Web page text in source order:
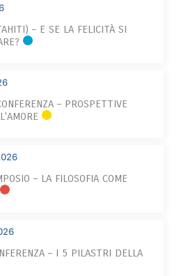
– E SE LA FELICITÀ SI
– PROSPETTIVE
– LA FILOSOFIA COME
– I 5 PILASTRI DELLA